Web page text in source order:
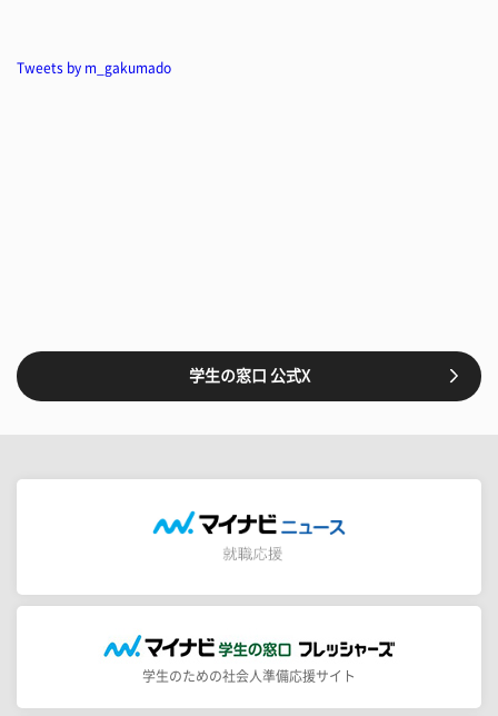
Tweets by m_gakumado
学生の窓口 公式X
学生のための社会人準備応援サイト